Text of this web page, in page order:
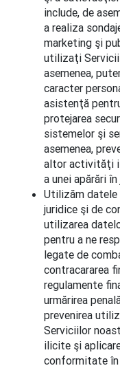
include, de
a realiza
marketing şi
utilizaţi
asemenea,
caracter
asistenţă
protejarea
sistemelor şi
asemenea,
altor activităţi
a unei apărări
Utilizăm datele
juridice şi de
utilizarea
pentru a ne
legate de
contracararea
regulamente
urmărirea
prevenirea
Serviciilor
ilicite şi
conformitate în